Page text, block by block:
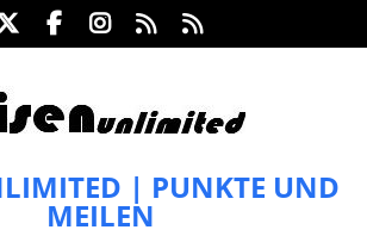
| PUNKTE UND
MEILEN